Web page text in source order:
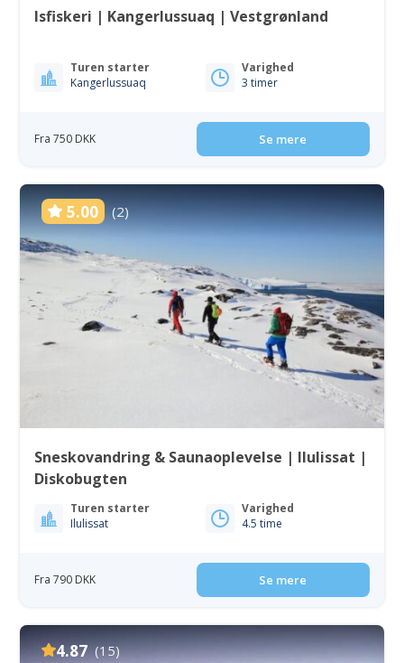
Isfiskeri | Kangerlussuaq | Vestgrønland
Turen starter
Kangerlussuaq
Varighed
3 timer
Fra 750 DKK Se mere
5.00 (2)
Sneskovandring & Saunaoplevelse | Ilulissat |
Diskobugten
Turen starter
Ilulissat
Varighed
4.5 time
Fra 790 DKK Se mere
4.87 (15)